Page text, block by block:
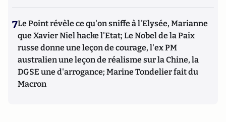
7Le Point révèle ce qu'on sniffe à l'Elysée, Marianne
que Xavier Niel hacke l'Etat; Le Nobel de la Paix
russe donne une leçon de courage, l'ex PM
australien une leçon de réalisme sur la Chine, la
DGSE une d'arrogance; Marine Tondelier fait du
Macron